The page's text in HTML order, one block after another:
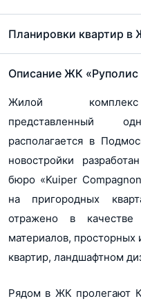
Разрешение на
pdf, 1.6Мб
Проектная декларация
Планировки квартир в
Описание ЖК «Руполис
Жилой комплекс
представленный
располагается в
новостройки
бюро «Kuiper
на пригородных
отражено в качестве
материалов, просторных
квартир, ландшафтном
Рядом в ЖК пролегают